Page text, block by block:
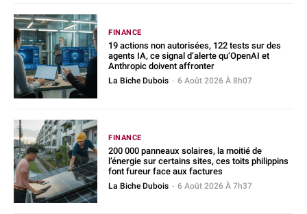
FINANCE
19 actions non autorisées, 122 tests sur des
agents IA, ce signal d’alerte qu’OpenAI et
Anthropic doivent affronter
La Biche Dubois - 6 Août 2026 À 8h07
FINANCE
200 000 panneaux solaires, la moitié de
l’énergie sur certains sites, ces toits philippins
font fureur face aux factures
La Biche Dubois - 6 Août 2026 À 7h37